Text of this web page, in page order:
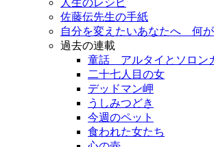
人生のレシピ
佐藤伝先生の手紙
自分を変えたいあなたへ 何
過去の連載
童話 アルタイとソロン
二十七人目の女
デッドマン岬
うしみつどき
今週のペット
食われた女たち